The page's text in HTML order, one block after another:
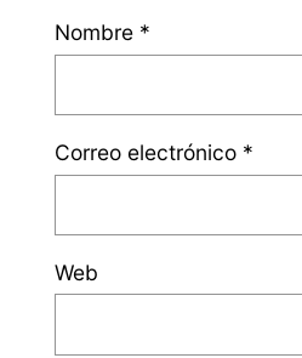
Nombre *
Correo electrónico *
Web